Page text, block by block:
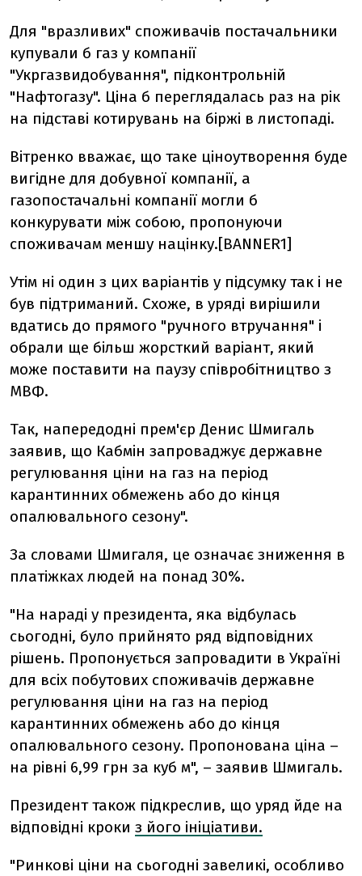
Для "вразливих" споживачів постачальники
купували б газ у компанії
"Укргазвидобування", підконтрольній
"Нафтогазу". Ціна б переглядалась раз на рік
на підставі котирувань на біржі в листопаді.
Вітренко вважає, що таке ціноутворення буде
вигідне для добувної компанії, а
газопостачальні компанії могли б
конкурувати між собою, пропонуючи
споживачам меншу націнку.[BANNER1]
Утім ні один з цих варіантів у підсумку так і не
був підтриманий. Схоже, в уряді вирішили
вдатись до прямого "ручного втручання" і
обрали ще більш жорсткий варіант, який
може поставити на паузу співробітництво з
МВФ.
Так, напередодні прем'єр Денис Шмигаль
заявив, що Кабмін запроваджує державне
регулювання ціни на газ на період
карантинних обмежень або до кінця
опалювального сезону".
За словами Шмигаля, це означає зниження в
платіжках людей на понад 30%.
"На нараді у президента, яка відбулась
сьогодні, було прийнято ряд відповідних
рішень. Пропонується запровадити в Україні
для всіх побутових споживачів державне
регулювання ціни на газ на період
карантинних обмежень або до кінця
опалювального сезону. Пропонована ціна –
на рівні 6,99 грн за куб м", – заявив Шмигаль.
Президент також підкреслив, що уряд йде на
відповідні кроки з його ініціативи.
"Ринкові ціни на сьогодні завеликі, особливо